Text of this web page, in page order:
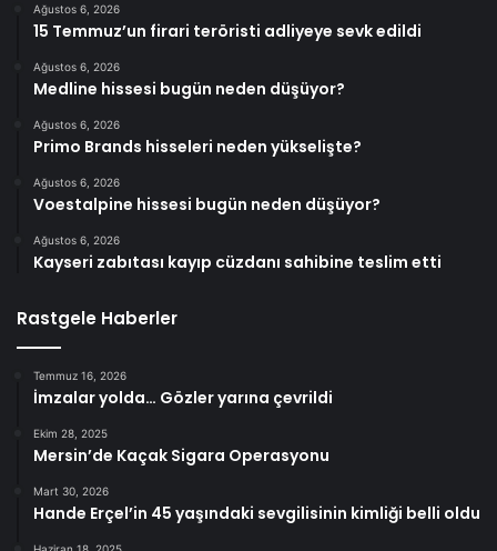
Ağustos 6, 2026
15 Temmuz’un firari teröristi adliyeye sevk edildi
Ağustos 6, 2026
Medline hissesi bugün neden düşüyor?
Ağustos 6, 2026
Primo Brands hisseleri neden yükselişte?
Ağustos 6, 2026
Voestalpine hissesi bugün neden düşüyor?
Ağustos 6, 2026
Kayseri zabıtası kayıp cüzdanı sahibine teslim etti
Rastgele Haberler
Temmuz 16, 2026
İmzalar yolda… Gözler yarına çevrildi
Ekim 28, 2025
Mersin’de Kaçak Sigara Operasyonu
Mart 30, 2026
Hande Erçel’in 45 yaşındaki sevgilisinin kimliği belli oldu